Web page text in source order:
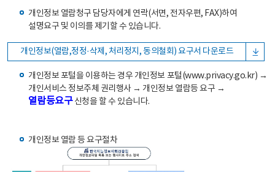
개인정보 열람청구 담당자에게 연락(서면, 전자우편, FAX)하여
설명요구 및 이의를 제기할 수 있습니다.
개인정보(열람,정정·삭제, 처리정지, 동의철회) 요구서 다운로드
개인정보 포털을 이용하는 경우 개인정보 포털(www.privacy.go.kr) →
개인서비스 정보주체 권리행사 → 개인정보 열람등 요구 →
열람등요구신청을 할 수 있습니다.
개인정보 열람 등 요구절차